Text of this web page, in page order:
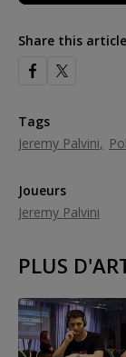
Share this article
Tags
Jeremy Palvini
Joueurs
Jeremy Palvini
PLUS